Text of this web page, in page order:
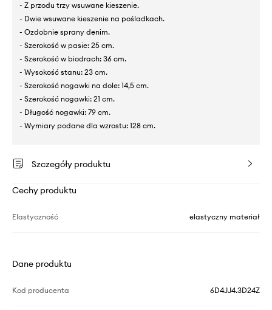
- Z przodu trzy wsuwane kieszenie.
- Dwie wsuwane kieszenie na pośladkach.
- Ozdobnie sprany denim.
- Szerokość w pasie: 25 cm.
- Szerokość w biodrach: 36 cm.
- Wysokość stanu: 23 cm.
- Szerokość nogawki na dole: 14,5 cm.
- Szerokość nogawki: 21 cm.
- Długość nogawki: 79 cm.
- Wymiary podane dla wzrostu: 128 cm.
Szczegóły produktu
Cechy produktu
Elastyczność elastyczny materiał
Dane produktu
Kod producenta 6D4JJ4.3D24Z